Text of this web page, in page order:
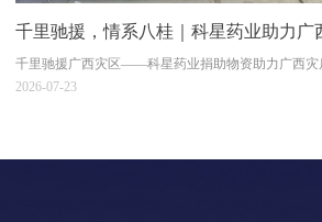
千里驰援，情系八桂｜科星药业助力广
千里驰援广西灾区——科星药业捐助物资助力广西灾
2026-07-23